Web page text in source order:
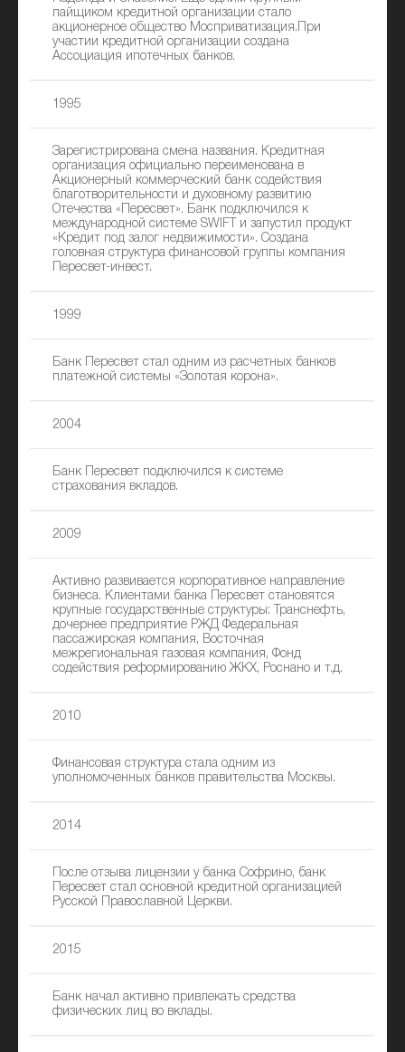
пайщиком кредитной организации стало
акционерное общество Мосприватизация.При
участии кредитной организации создана
Ассоциация ипотечных банков.
1995
Зарегистрирована смена названия. Кредитная
организация официально переименована в
Акционерный коммерческий банк содействия
благотворительности и духовному развитию
Отечества «Пересвет». Банк подключился к
международной системе SWIFT и запустил продукт
«Кредит под залог недвижимости». Создана
головная структура финансовой группы компания
Пересвет-инвест.
1999
Банк Пересвет стал одним из расчетных банков
платежной системы «Золотая корона».
2004
Банк Пересвет подключился к системе
страхования вкладов.
2009
Активно развивается корпоративное направление
бизнеса. Клиентами банка Пересвет становятся
крупные государственные структуры: Транснефть,
дочернее предприятие РЖД Федеральная
пассажирская компания, Восточная
межрегиональная газовая компания, Фонд
содействия реформированию ЖКХ, Роснано и т.д.
2010
Финансовая структура стала одним из
уполномоченных банков правительства Москвы.
2014
После отзыва лицензии у банка Софрино, банк
Пересвет стал основной кредитной организацией
Русской Православной Церкви.
2015
Банк начал активно привлекать средства
физических лиц во вклады.